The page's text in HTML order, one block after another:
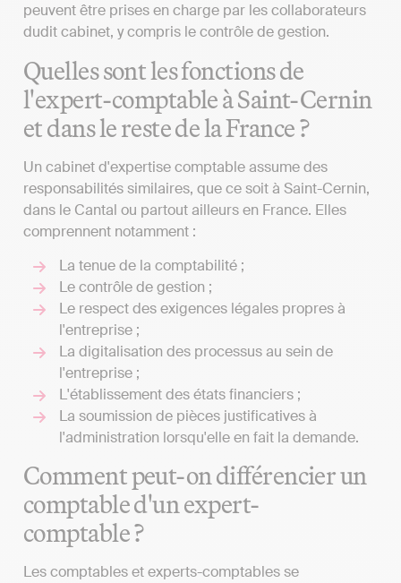
peuvent être prises en charge par les collaborateurs
dudit cabinet, y compris le contrôle de gestion.
Quelles sont les fonctions de
l'expert-comptable à Saint-Cernin
et dans le reste de la France ?
Un cabinet d'expertise comptable assume des
responsabilités similaires, que ce soit à Saint-Cernin,
dans le Cantal ou partout ailleurs en France. Elles
comprennent notamment :
La tenue de la comptabilité ;
Le contrôle de gestion ;
Le respect des exigences légales propres à
l'entreprise ;
La digitalisation des processus au sein de
l'entreprise ;
L'établissement des états financiers ;
La soumission de pièces justificatives à
l'administration lorsqu'elle en fait la demande.
Comment peut-on différencier un
comptable d'un expert-
comptable ?
Les comptables et experts-comptables se